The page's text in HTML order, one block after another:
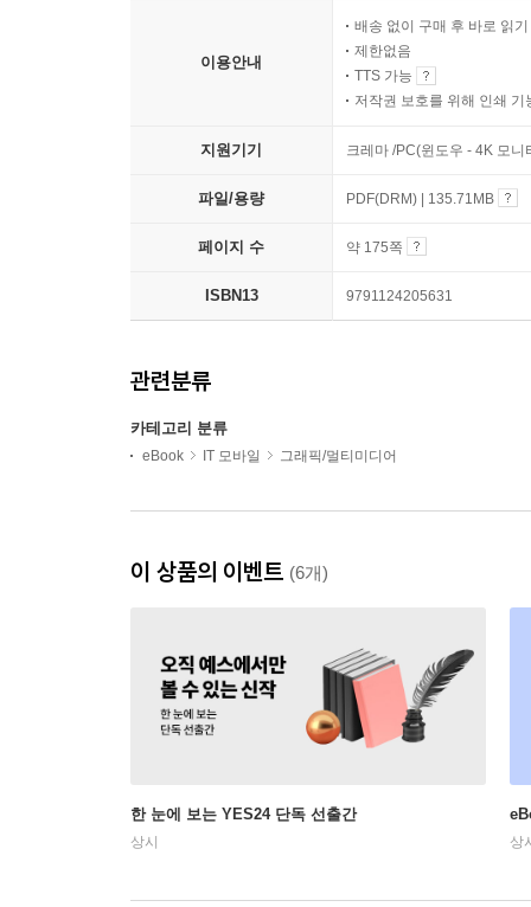
이용안내
배송 없이 구매 후 바로 읽기
제한없음
TTS 가능
저작권 보호를 위해 인쇄 기
지원기기 크레마 /PC(윈도우 - 4K 모
파일/용량 PDF(DRM) | 135.71MB
페이지 수 약 175쪽
ISBN13 9791124205631
관련분류
카테고리 분류
eBook IT 모바일 그래픽/멀티미디어
이 상품의 이벤트 (6개)
한 눈에 보는 YES24 단독 선출간
상시 상